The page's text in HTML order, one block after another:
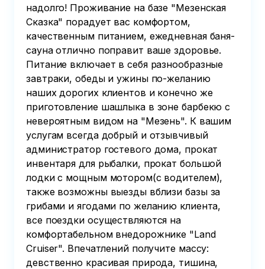
надолго! Проживание на базе "Мезенская
Сказка" порадует вас комфортом,
качественным питанием, ежедневная баня-
сауна отлично поправит ваше здоровье.
Питание включает в себя разнообразные
завтраки, обеды и ужины по-желанию
наших дорогих клиентов и конечно же
приготовление шашлыка в зоне барбекю с
невероятным видом на "Мезень". К вашим
услугам всегда добрый и отзывчивый
администратор гостевого дома, прокат
инвентаря для рыбалки, прокат большой
лодки с мощным мотором(с водителем),
также возможны выезды вблизи базы за
грибами и ягодами по желанию клиента,
все поездки осуществляются на
комфортабельном внедорожнике "Land
Cruiser". Впечатлений получите массу:
девственно красивая природа, тишина,